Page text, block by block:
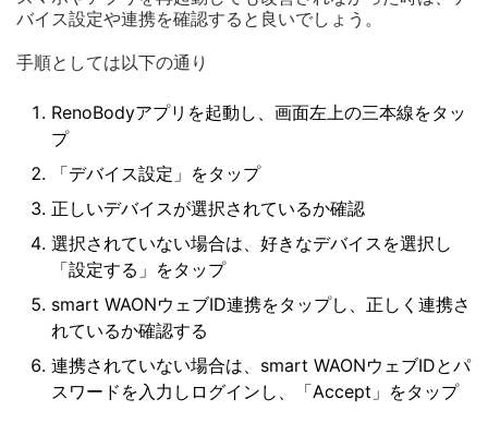
バイス設定や連携を確認すると良いでしょう。
手順としては以下の通り
RenoBodyアプリを起動し、画面左上の三本線をタッ
プ
「デバイス設定」をタップ
正しいデバイスが選択されているか確認
選択されていない場合は、好きなデバイスを選択し
「設定する」をタップ
smart WAONウェブID連携をタップし、正しく連携さ
れているか確認する
連携されていない場合は、smart WAONウェブIDとパ
スワードを入力しログインし、「Accept」をタップ